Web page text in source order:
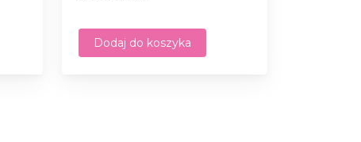
Dodaj do koszyka